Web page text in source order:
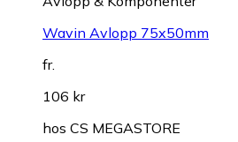
Wavin Avlopp 75x50mm
fr.
106 kr
hos CS MEGASTORE